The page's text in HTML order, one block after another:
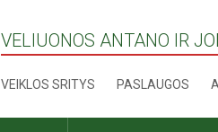
VELIUONOS ANTANO IR
VEIKLOS SRITYS PASLAUGOS